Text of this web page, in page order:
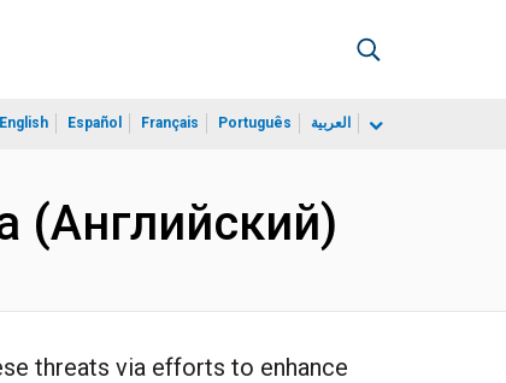
English Español Français Português العربية
(Английский)
threats via efforts to enhance